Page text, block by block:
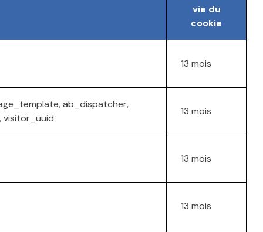
vie du
cookie
13 mois
ab_dispatcher,
visitor_uuid
13 mois
13 mois
13 mois